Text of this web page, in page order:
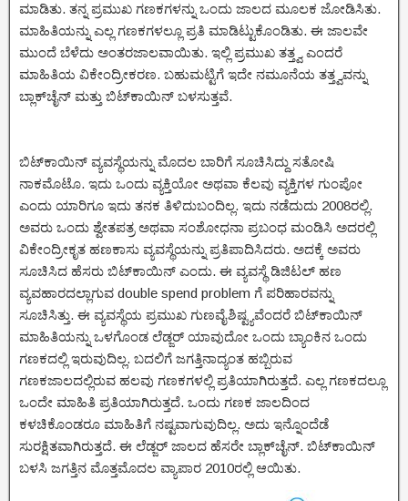
ಮಾಡಿತು. ತನ್ನ ಪ್ರಮುಖ ಗಣಕಗಳನ್ನು ಒಂದು ಜಾಲದ ಮೂಲಕ ಜೋಡಿಸಿತು.
ಮಾಹಿತಿಯನ್ನು ಎಲ್ಲ ಗಣಕಗಳಲ್ಲೂ ಪ್ರತಿ ಮಾಡಿಟ್ಟುಕೊಂಡಿತು. ಈ ಜಾಲವೇ
ಮುಂದೆ ಬೆಳೆದು ಅಂತರಜಾಲವಾಯಿತು. ಇಲ್ಲಿ ಪ್ರಮುಖ ತತ್ತ್ವ ಎಂದರೆ
ಮಾಹಿತಿಯ ವಿಕೇಂದ್ರೀಕರಣ. ಬಹುಮಟ್ಟಿಗೆ ಇದೇ ನಮೂನೆಯ ತತ್ತ್ವವನ್ನು
ಬ್ಲಾಕ್‌ಚೈನ್ ಮತ್ತು ಬಿಟ್‌ಕಾಯಿನ್ ಬಳಸುತ್ತವೆ.
ಬಿಟ್‌ಕಾಯಿನ್ ವ್ಯವಸ್ಥೆಯನ್ನು ಮೊದಲ ಬಾರಿಗೆ ಸೂಚಿಸಿದ್ದು ಸತೋಷಿ
ನಾಕಮೊಟೊ. ಇದು ಒಂದು ವ್ಯಕ್ತಿಯೋ ಅಥವಾ ಕೆಲವು ವ್ಯಕ್ತಿಗಳ ಗುಂಪೋ
ಎಂದು ಯಾರಿಗೂ ಇದು ತನಕ ತಿಳಿದುಬಂದಿಲ್ಲ. ಇದು ನಡೆದುದು 2008ರಲ್ಲಿ.
ಅವರು ಒಂದು ಶ್ವೇತಪತ್ರ ಅಥವಾ ಸಂಶೋಧನಾ ಪ್ರಬಂಧ ಮಂಡಿಸಿ ಅದರಲ್ಲಿ
ವಿಕೇಂದ್ರೀಕೃತ ಹಣಕಾಸು ವ್ಯವಸ್ಥೆಯನ್ನು ಪ್ರತಿಪಾದಿಸಿದರು. ಅದಕ್ಕೆ ಅವರು
ಸೂಚಿಸಿದ ಹೆಸರು ಬಿಟ್‌ಕಾಯಿನ್ ಎಂದು. ಈ ವ್ಯವಸ್ಥೆ ಡಿಜಿಟಲ್ ಹಣ
ವ್ಯವಹಾರದಲ್ಲಾಗುವ double spend problem ಗೆ ಪರಿಹಾರವನ್ನು
ಸೂಚಿಸಿತ್ತು. ಈ ವ್ಯವಸ್ಥೆಯ ಪ್ರಮುಖ ಗುಣವೈಶಿಷ್ಟ್ಯವೆಂದರೆ ಬಿಟ್‌ಕಾಯಿನ್
ಮಾಹಿತಿಯನ್ನು ಒಳಗೊಂಡ ಲೆಡ್ಜರ್ ಯಾವುದೋ ಒಂದು ಬ್ಯಾಂಕಿನ ಒಂದು
ಗಣಕದಲ್ಲಿ ಇರುವುದಿಲ್ಲ. ಬದಲಿಗೆ ಜಗತ್ತಿನಾದ್ಯಂತ ಹಬ್ಬಿರುವ
ಗಣಕಜಾಲದಲ್ಲಿರುವ ಹಲವು ಗಣಕಗಳಲ್ಲಿ ಪ್ರತಿಯಾಗಿರುತ್ತದೆ. ಎಲ್ಲ ಗಣಕದಲ್ಲೂ
ಒಂದೇ ಮಾಹಿತಿ ಪ್ರತಿಯಾಗಿರುತ್ತದೆ. ಒಂದು ಗಣಕ ಜಾಲದಿಂದ
ಕಳಚಿಕೊಂಡರೂ ಮಾಹಿತಿಗೆ ನಷ್ಟವಾಗುವುದಿಲ್ಲ. ಅದು ಇನ್ನೊಂದೆಡೆ
ಸುರಕ್ಷಿತವಾಗಿರುತ್ತದೆ. ಈ ಲೆಡ್ಜರ್ ಜಾಲದ ಹೆಸರೇ ಬ್ಲಾಕ್‌ಚೈನ್. ಬಿಟ್‌ಕಾಯಿನ್
ಬಳಸಿ ಜಗತ್ತಿನ ಮೊತ್ತಮೊದಲ ವ್ಯಾಪಾರ 2010ರಲ್ಲಿ ಆಯಿತು.